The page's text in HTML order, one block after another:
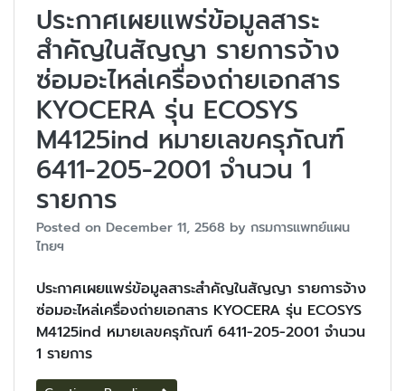
ประกาศเผยแพร่ข้อมูลสาระ
สำคัญในสัญญา รายการจ้าง
ซ่อมอะไหล่เครื่องถ่ายเอกสาร
KYOCERA รุ่น ECOSYS
M4125ind หมายเลขครุภัณฑ์
6411-205-2001 จำนวน 1
รายการ
Posted on December 11, 2568 by กรมการแพทย์แผน
ไทยฯ
ประกาศเผยแพร่ข้อมูลสาระสำคัญในสัญญา รายการจ้าง
ซ่อมอะไหล่เครื่องถ่ายเอกสาร KYOCERA รุ่น ECOSYS
M4125ind หมายเลขครุภัณฑ์ 6411-205-2001 จำนวน
1 รายการ